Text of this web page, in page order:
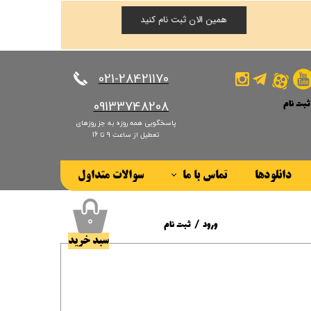
​​​​​​​021-28421170
​​​​​​​09133748208
پاسخگویی همه روزه به جز روزهای
تعطیل از ساعت 9 تا 16
دانلودها تماس با ما سوالات متداول
ثبت نام
من
واژه
همین الان ثبت نام کنید
۰
سبد خرید
ورود / ثبت نام
حساب کاربری من